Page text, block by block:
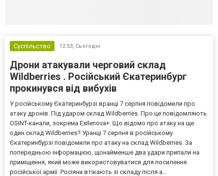
Суспільство 12:53, Сьогодні
Дрони атакували черговий склад
Wildberries . Російський Єкатеринбург
прокинувся від вибухів
У російському Єкатеринбурзі вранці 7 серпня повідомили про
атаку дронів. Під ударом склад Wildberries. Про це повідомляють
OSINT-канали, зокрема Exilenova+. Що відомо про атаку на ще
один склад Wildberries? Уранці 7 серпня в російському
Єкатеринбурзі повідомили про атаку на склад Wildberries. За
попередньою інформацією, щонайменше два удари припали на
приміщення, який може використовуватися для посилення
російської армії. Росіяни втікають зі складу після а...